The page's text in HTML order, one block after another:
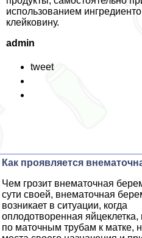
использованием
клейковину.
admin
tweet
Как проявляется
Чем грозит внематочная
сути своей, внематочная
возникает в ситуации, когда
оплодотворенная яйцеклетка,
по маточным трубам к матке,